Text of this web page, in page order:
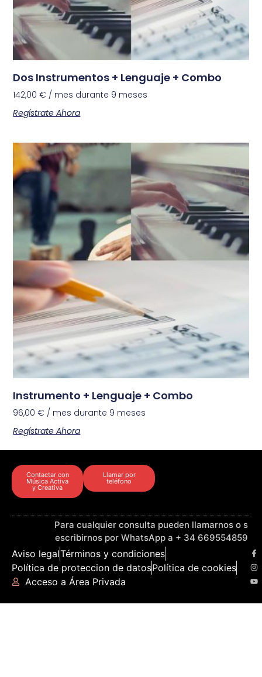
Dos Instrumentos + Lenguaje + Combo
142,00€ / mes durante 9 meses
Regístrate Ahora
Instrumento + Lenguaje + Combo
96,00€ / mes durante 9 meses
Regístrate Ahora
Contactar con
Música Activa
y Creativa
Llamar por
teléfono
Para cualquier consulta pueden llamarnos o s
escribirnos por WhatsApp a + 34 669554859
Aviso legalTérminos y condiciones
Política de proteccion de datosPolítica de cookies
Acceso a Área Privada